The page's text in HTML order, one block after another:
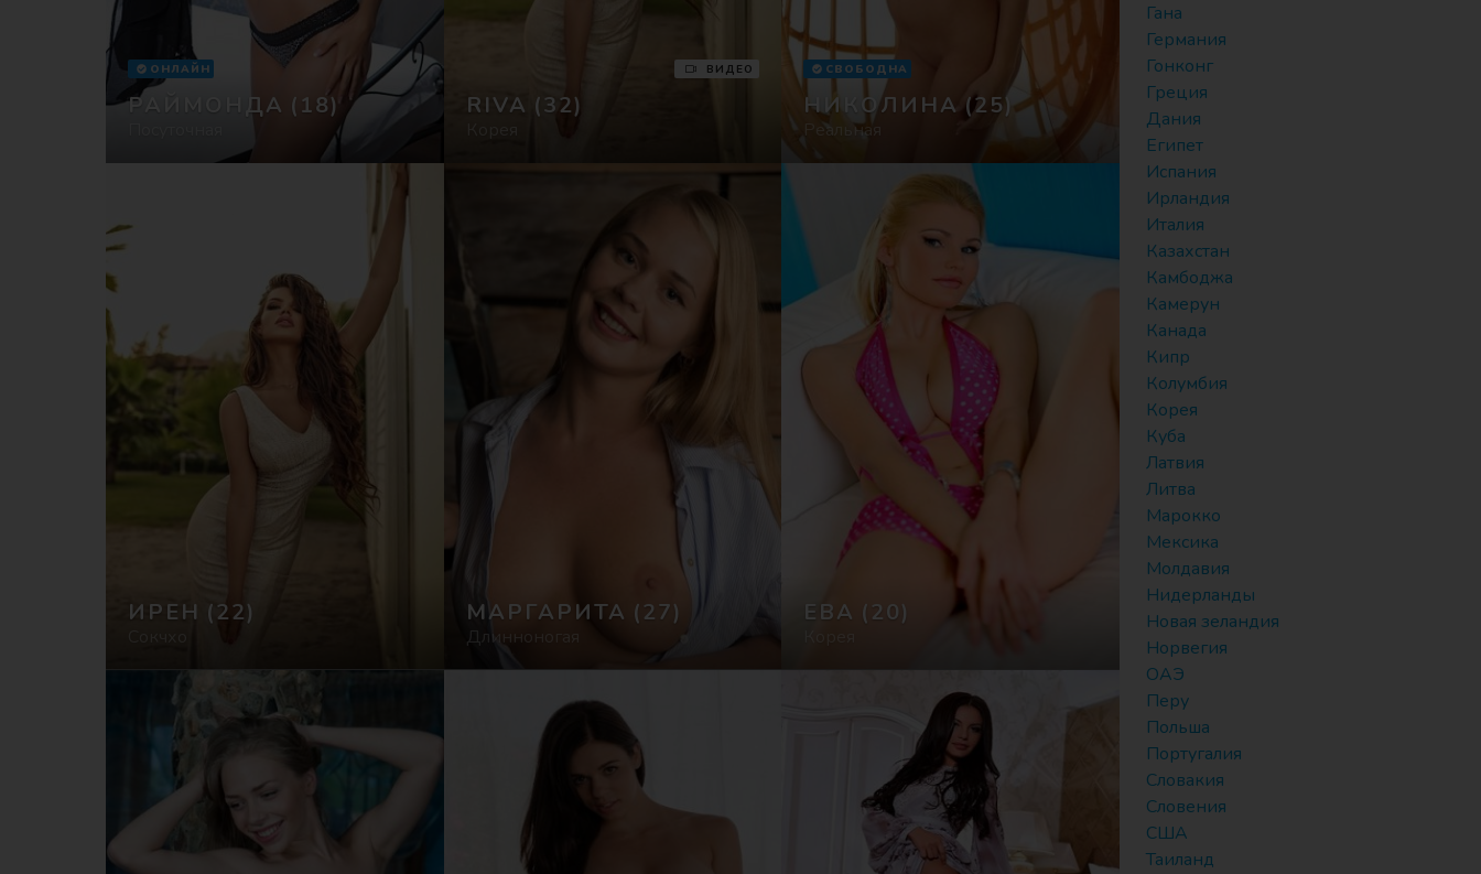
РАЙМОНДА (18)
ОНЛАЙН
RIVA (32)
ВИДЕО
НИКОЛИНА (25)
Реальная
СВОБОДНА
ИРЕН (22) МАРГАРИТА (27)
Длинноногая
ЕВА (20)
Гана
Германия
Гонконг
Греция
Дания
Египет
Испания
Ирландия
Италия
Казахстан
Камбоджа
Камерун
Канада
Кипр
Колумбия
Корея
Куба
Латвия
Литва
Марокко
Мексика
Молдавия
Нидерланды
Новая зеландия
Норвегия
ОАЭ
Перу
Польша
Португалия
Словакия
Словения
США
Таиланд